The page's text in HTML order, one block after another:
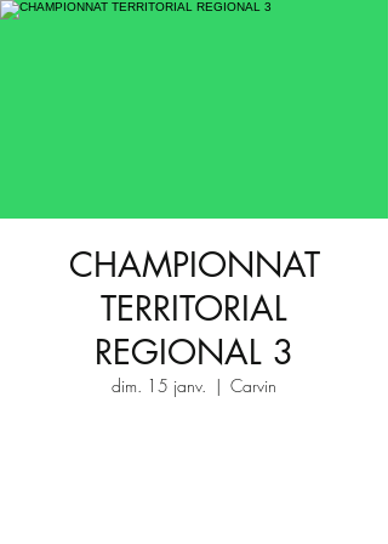
CHAMPIONNAT
TERRITORIAL
REGIONAL 3
dim. 15 janv.
  |
Carvin